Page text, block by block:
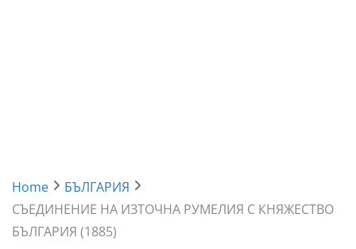
Home
БЪЛГАРИЯ
СЪЕДИНЕНИЕ НА ИЗТОЧНА РУМЕЛИЯ С КНЯЖЕСТВО
БЪЛГАРИЯ (1885)